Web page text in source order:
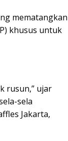
mematangkan
khusus untuk
rusun,” ujar
sela
Jakarta,